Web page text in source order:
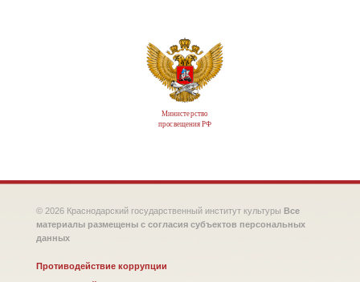
Министерство
просвещения РФ
© 2026 Краснодарский государственный институт культуры Все
материалы размещены с согласия субъектов персональных
данных
Противодействие коррупции